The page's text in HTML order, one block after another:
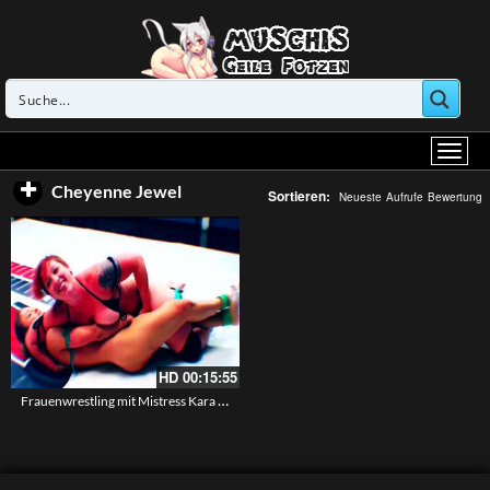
Cheyenne Jewel Sortieren: Neueste Aufrufe Bewertung
HD 00:15:55
Frauenwrestling mit Mistress Kara und Cheyenne Jewel